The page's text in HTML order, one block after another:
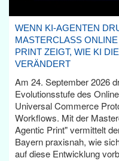
WENN KI-AGENTEN
MASTERCLASS
PRINT ZEIGT, WIE KI
VERÄNDERT
Am 24. September 2026
Evolutionsstufe des
Universal Commerce
Workflows. Mit der
Agentic Print" vermittelt
Bayern praxisnah, wie
auf diese Entwicklung